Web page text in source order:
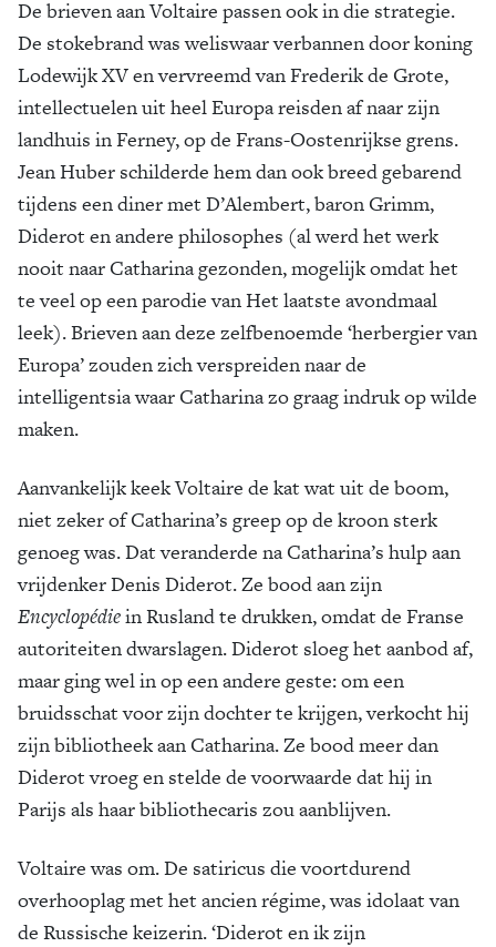
De brieven aan Voltaire passen ook in die strategie.
De stokebrand was weliswaar verbannen door koning
Lodewijk XV en vervreemd van Frederik de Grote,
intellectuelen uit heel Europa reisden af naar zijn
landhuis in Ferney, op de Frans-Oostenrijkse grens.
Jean Huber schilderde hem dan ook breed gebarend
tijdens een diner met D’Alembert, baron Grimm,
Diderot en andere philosophes (al werd het werk
nooit naar Catharina gezonden, mogelijk omdat het
te veel op een parodie van Het laatste avondmaal
leek). Brieven aan deze zelfbenoemde ‘herbergier van
Europa’ zouden zich verspreiden naar de
intelligentsia waar Catharina zo graag indruk op wilde
maken.
Aanvankelijk keek Voltaire de kat wat uit de boom,
niet zeker of Catharina’s greep op de kroon sterk
genoeg was. Dat veranderde na Catharina’s hulp aan
vrijdenker Denis Diderot. Ze bood aan zijn
Encyclopédiein Rusland te drukken, omdat de Franse
autoriteiten dwarslagen. Diderot sloeg het aanbod af,
maar ging wel in op een andere geste: om een
bruidsschat voor zijn dochter te krijgen, verkocht hij
zijn bibliotheek aan Catharina. Ze bood meer dan
Diderot vroeg en stelde de voorwaarde dat hij in
Parijs als haar bibliothecaris zou aanblijven.
Voltaire was om. De satiricus die voortdurend
overhooplag met het ancien régime, was idolaat van
de Russische keizerin. ‘Diderot en ik zijn